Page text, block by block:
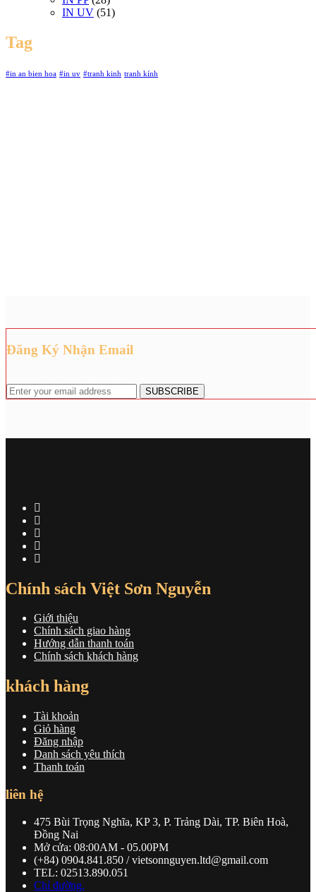
IN UV (51)
Tag
#in an bien hoa #in uv #tranh kinh tranh kính
Đăng Ký Nhận Email
Chính sách Việt Sơn Nguyễn
Giới thiệu
Chính sách giao hàng
Hướng dẫn thanh toán
Chính sách khách hàng
khách hàng
Tài khoản
Giỏ hàng
Đăng nhập
Danh sách yêu thích
Thanh toán
liên hệ
475 Bùi Trọng Nghĩa, KP 3, P. Trảng Dài, TP. Biên Hoà,
Đồng Nai
Mở cửa: 08:00AM - 05.00PM
(+84) 0904.841.850 / vietsonnguyen.ltd@gmail.com
TEL: 02513.890.051
Chỉ đường.